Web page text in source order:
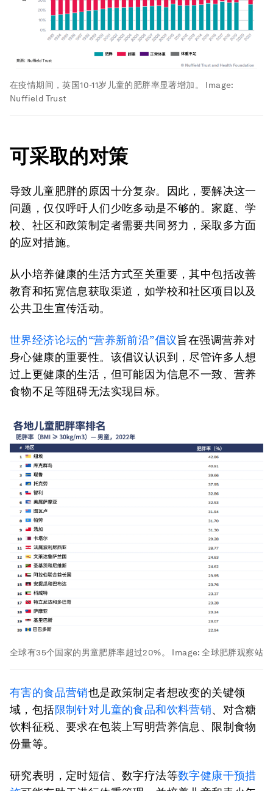
在疫情期间，英国10-11岁儿童的肥胖率显著增加。
Image:
Nuffield Trust
可采取的对策
导致儿童肥胖的原因十分复杂。因此，要解决这一
问题，仅仅呼吁人们少吃多动是不够的。家庭、学
校、社区和政策制定者需要共同努力，采取多方面
的应对措施。
从小培养健康的生活方式至关重要，其中包括改善
教育和拓宽信息获取渠道，如学校和社区项目以及
公共卫生宣传活动。
世界经济论坛的“营养新前沿”倡议旨在强调营养对
身心健康的重要性。该倡议认识到，尽管许多人想
过上更健康的生活，但可能因为信息不一致、营养
食物不足等阻碍无法实现目标。
全球有35个国家的男童肥胖率超过20%。 Image:全球肥胖观察站
有害的食品营销也是政策制定者想改变的关键领
域，包括限制针对儿童的食品和饮料营销、对含糖
饮料征税、要求在包装上写明营养信息、限制食物
份量等。
研究表明，定时短信、数字疗法等数字健康干预措